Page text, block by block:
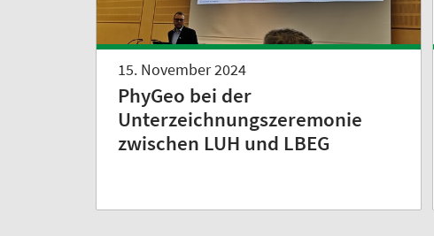
15. November 2024
PhyGeo bei der
Unterzeichnungszeremonie
zwischen LUH und LBEG